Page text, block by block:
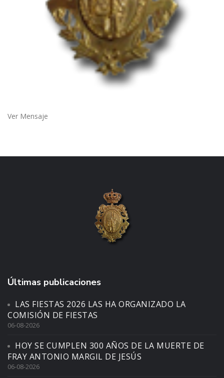
Ver Mensaje
Últimas publicaciones
LAS FIESTAS 2026 LAS HA ORGANIZADO LA
COMISIÓN DE FIESTAS
06-08-2026
HOY SE CUMPLEN 300 AÑOS DE LA MUERTE DE
FRAY ANTONIO MARGIL DE JESÚS
06-08-2026